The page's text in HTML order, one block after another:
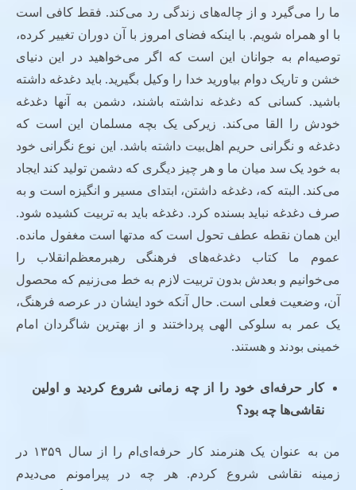
ما را می‌گیرد و از چاله‌های زندگی رد می‌کند. فقط کافی است
با او همراه شویم. با اینکه فضای امروز با آن دوران تغییر کرده،
توصیه‌ام به جوانان این است که اگر می‌خواهید در این دنیای
خشن و تاریک دوام بیاورید خدا را وکیل بگیرید. باید دغدغه داشته
باشید. کسانی که دغدغه نداشته باشند، دشمن به آنها دغدغه
خودش را القا می‌کند. زیرکی یک بچه مسلمان این است که
دغدغه و نگرانی حریم اهل‌بیت داشته باشد. این نوع نگرانی خود
به خود یک سد میان ما و هر چیز دیگری که دشمن تولید کند ایجاد
می‌کند. البته که، دغدغه داشتن، ابتدای مسیر و انگیزه است و به
صرف دغدغه نباید بسنده کرد. دغدغه باید به تربیت کشیده شود.
این همان نقطه عطف تحول است که مدتها است مغفول مانده.
عموم ما کتاب دغدغه‌های فرهنگی رهبرمعظم‌انقلاب را
می‌خوانیم و بعدش بدون تربیت لازم به خط می‌زنیم که محصول
آن، وضعیت فعلی است. حال آنکه خود ایشان در عرصه فرهنگ،
یک عمر به سلوکی الهی پرداختند و از بهترین شاگردان امام
خمینی بودند و هستند.
کار حرفه‌ای خود را از چه زمانی شروع کردید و اولین
نقاشی‌ها چه بود؟
من به عنوان یک هنرمند کار حرفه‌ای‌ام را از سال ۱۳۵۹ در
زمینه نقاشی شروع کردم. هر چه در پیرامونم می‌دیدم